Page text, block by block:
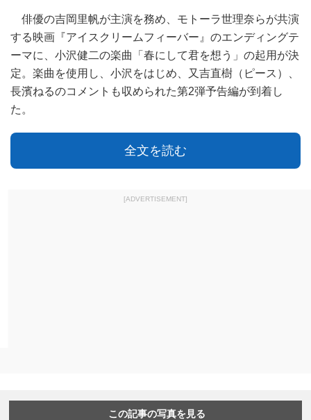
俳優の吉岡里帆が主演を務め、モトーラ世理奈らが共演
する映画『アイスクリームフィーバー』のエンディングテ
ーマに、小沢健二の楽曲「春にして君を想う」の起用が決
定。楽曲を使用し、小沢をはじめ、又吉直樹（ピース）、
長濱ねるのコメントも収められた第2弾予告編が到着し
た。
全文を読む
[ADVERTISEMENT]
この記事の写真を見る